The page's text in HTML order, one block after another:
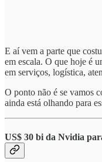
E aí vem a parte que
em escala. O que hoje é
em serviços, logística,
O ponto não é se vamos
ainda está olhando para
US$ 30 bi da Nvidia